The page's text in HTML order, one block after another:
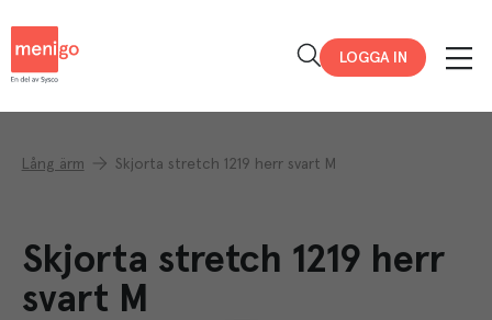
LOGGA IN
Lång ärm Skjorta stretch 1219 herr svart M
Skjorta stretch 1219 herr
svart M